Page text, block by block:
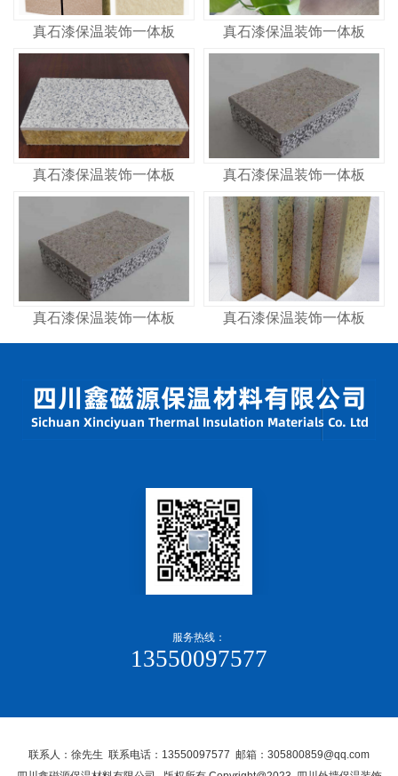
真石漆保温装饰一体板 真石漆保温装饰一体板
真石漆保温装饰一体板 真石漆保温装饰一体板
真石漆保温装饰一体板 真石漆保温装饰一体板
服务热线：
13550097577
联系人：徐先生 联系电话：13550097577 邮箱：305800859@qq.com